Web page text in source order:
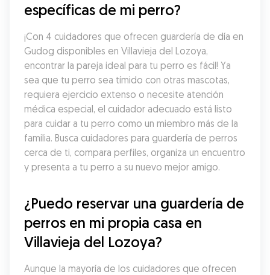
específicas de mi perro?
¡Con 4 cuidadores que ofrecen guardería de día en
Gudog disponibles en Villavieja del Lozoya,
encontrar la pareja ideal para tu perro es fácil! Ya
sea que tu perro sea tímido con otras mascotas,
requiera ejercicio extenso o necesite atención
médica especial, el cuidador adecuado está listo
para cuidar a tu perro como un miembro más de la
familia. Busca cuidadores para guardería de perros
cerca de ti, compara perfiles, organiza un encuentro
y presenta a tu perro a su nuevo mejor amigo.
¿Puedo reservar una guardería de
perros en mi propia casa en
Villavieja del Lozoya?
Aunque la mayoría de los cuidadores que ofrecen